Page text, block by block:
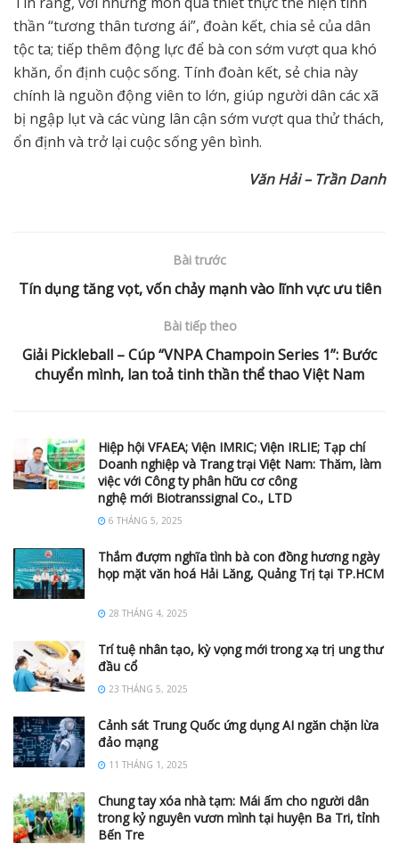
thần “tương thân tương ái”, đoàn kết, chia sẻ của dân
tộc ta; tiếp thêm động lực để bà con sớm vượt qua khó
khăn, ổn định cuộc sống. Tính đoàn kết, sẻ chia này
chính là nguồn động viên to lớn, giúp người dân các xã
bị ngập lụt và các vùng lân cận sớm vượt qua thử thách,
ổn định và trở lại cuộc sống yên bình.
Văn Hải – Trần Danh
Bài trước
Tín dụng tăng vọt, vốn chảy mạnh vào lĩnh vực ưu tiên
Bài tiếp theo
Giải Pickleball – Cúp “VNPA Champoin Series 1”: Bước
chuyển mình, lan toả tinh thần thể thao Việt Nam
Hiệp hội VFAEA; Viện IMRIC; Viện IRLIE; Tạp chí
Doanh nghiệp và Trang trại Việt Nam: Thăm, làm
việc với Công ty phân hữu cơ công
nghệ mới Biotranssignal Co., LTD
6 THÁNG 5, 2025
Thắm đượm nghĩa tình bà con đồng hương ngày
họp mặt văn hoá Hải Lăng, Quảng Trị tại TP.HCM
28 THÁNG 4, 2025
Trí tuệ nhân tạo, kỳ vọng mới trong xạ trị ung thư
đầu cổ
23 THÁNG 5, 2025
Cảnh sát Trung Quốc ứng dụng AI ngăn chặn lừa
đảo mạng
11 THÁNG 1, 2025
Chung tay xóa nhà tạm: Mái ấm cho người dân
trong kỷ nguyên vươn mình tại huyện Ba Tri, tỉnh
Bến Tre